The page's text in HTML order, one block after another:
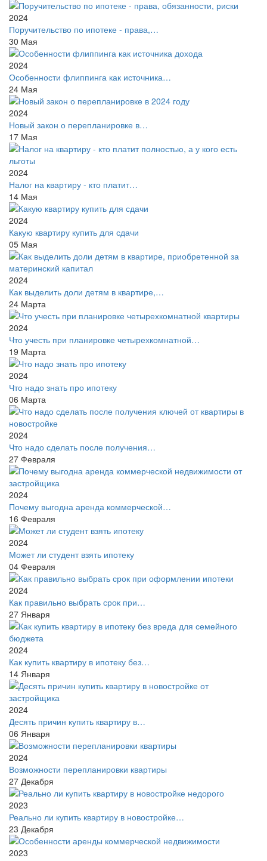
2024
Поручительство по ипотеке - права,…
30 Мая
2024
Особенности флиппинга как источника…
24 Мая
2024
Новый закон о перепланировке в…
17 Мая
2024
Налог на квартиру - кто платит…
14 Мая
2024
Какую квартиру купить для сдачи
05 Мая
2024
Как выделить доли детям в квартире,…
24 Марта
2024
Что учесть при планировке четырехкомнатной…
19 Марта
2024
Что надо знать про ипотеку
06 Марта
2024
Что надо сделать после получения…
27 Февраля
2024
Почему выгодна аренда коммерческой…
16 Февраля
2024
Может ли студент взять ипотеку
04 Февраля
2024
Как правильно выбрать срок при…
27 Января
2024
Как купить квартиру в ипотеку без…
14 Января
2024
Десять причин купить квартиру в…
06 Января
2024
Возможности перепланировки квартиры
27 Декабря
2023
Реально ли купить квартиру в новостройке…
23 Декабря
2023